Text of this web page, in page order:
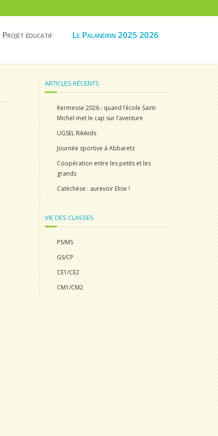
Projet éducatif Le Palandrin 2025 2026
ARTICLES RÉCENTS
Kermesse 2026 : quand l’école Saint-
Michel met le cap sur l’aventure
UGSEL Rikikids
Journée sportive à Abbaretz
Coopération entre les petits et les
grands
Catéchèse : aurevoir Elise !
VIE DES CLASSES
PS/MS
GS/CP
CE1/CE2
CM1/CM2